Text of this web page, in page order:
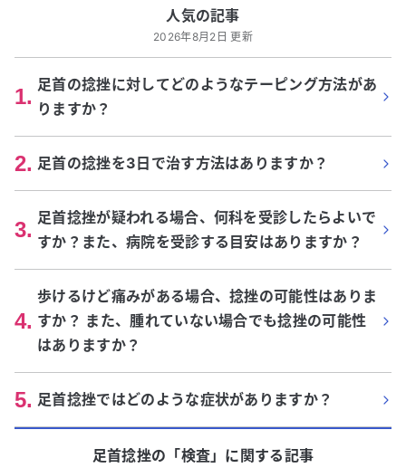
人気の記事
2026年8月2日 更新
1. 足首の捻挫に対してどのようなテーピング方法があ
りますか？
2. 足首の捻挫を3日で治す方法はありますか？
3. 足首捻挫が疑われる場合、何科を受診したらよいで
すか？また、病院を受診する目安はありますか？
4.
歩けるけど痛みがある場合、捻挫の可能性はありま
すか？ また、腫れていない場合でも捻挫の可能性
はありますか？
5. 足首捻挫ではどのような症状がありますか？
足首捻挫の「検査」に関する記事